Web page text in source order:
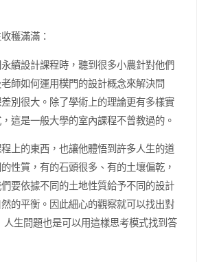
穫滿滿：
續設計課程時，聽到很多小農針對他們
師如何運用樸門的設計概念來解決問
別很大。除了學術上的理論更有多樣實
這是一般大學的室內課程不曾教過的。
上的東西，也讓他體悟到許多人生的道
性質，有的石頭很多、有的土壤偏乾，
要依據不同的土地性質給予不同的設計
的平衡。因此細心的觀察就可以找出對
生問題也是可以用這樣思考模式找到答